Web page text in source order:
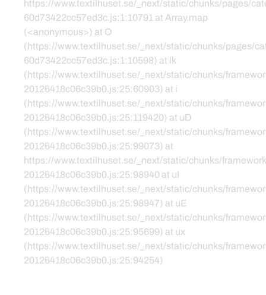
https://www.textilhuset.se/_next/static/chunks/pages/
60d73422cc57ed3c.js:1:10791 at Array.map
(<anonymous>) at O
(https://www.textilhuset.se/_next/static/chunks/pages/
60d73422cc57ed3c.js:1:10598) at lk
(https://www.textilhuset.se/_next/static/chunks/
20126418c06c39b0.js:25:60903) at i
(https://www.textilhuset.se/_next/static/chunks/
20126418c06c39b0.js:25:119420) at uD
(https://www.textilhuset.se/_next/static/chunks/
20126418c06c39b0.js:25:99073) at
https://www.textilhuset.se/_next/static/chunks/
20126418c06c39b0.js:25:98940 at uI
(https://www.textilhuset.se/_next/static/chunks/
20126418c06c39b0.js:25:98947) at uE
(https://www.textilhuset.se/_next/static/chunks/
20126418c06c39b0.js:25:95699) at ux
(https://www.textilhuset.se/_next/static/chunks/
20126418c06c39b0.js:25:94254)